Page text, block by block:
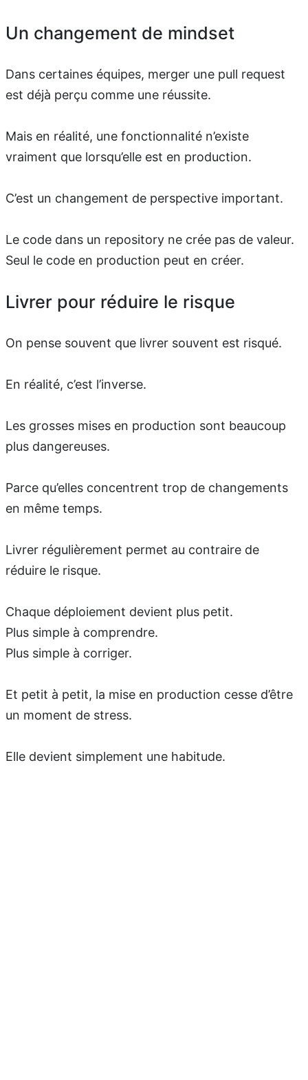
Un changement de mindset
Dans certaines équipes, merger une pull request
est déjà perçu comme une réussite.
Mais en réalité, une fonctionnalité n’existe
vraiment que lorsqu’elle est en production.
C’est un changement de perspective important.
Le code dans un repository ne crée pas de valeur.
Seul le code en production peut en créer.
Livrer pour réduire le risque
On pense souvent que livrer souvent est risqué.
En réalité, c’est l’inverse.
Les grosses mises en production sont beaucoup
plus dangereuses.
Parce qu’elles concentrent trop de changements
en même temps.
Livrer régulièrement permet au contraire de
réduire le risque.
Chaque déploiement devient plus petit.
Plus simple à comprendre.
Plus simple à corriger.
Et petit à petit, la mise en production cesse d’être
un moment de stress.
Elle devient simplement une habitude.